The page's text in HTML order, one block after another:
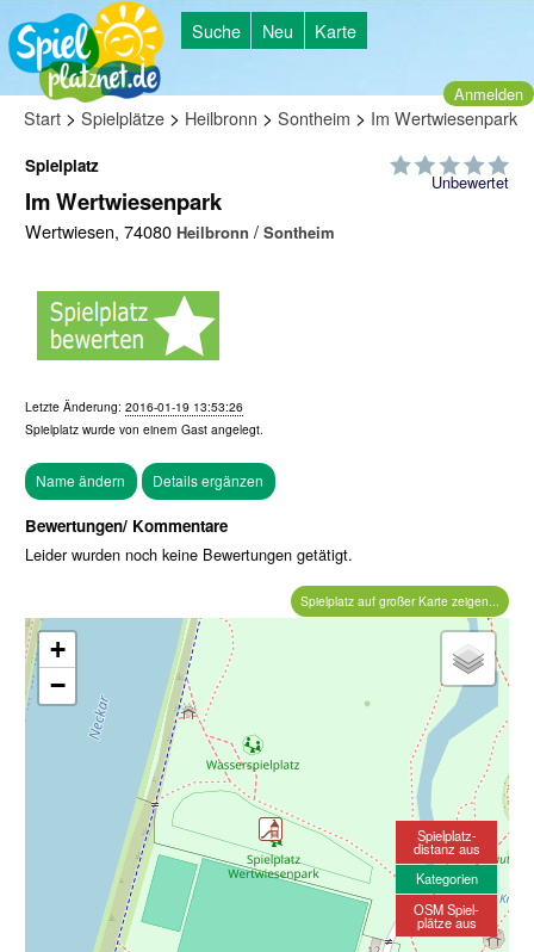
Suche Neu Karte
Anmelden
Start > Spielplätze > Heilbronn > Sontheim > Im Wertwiesenpark
Unbewertet
Spielplatz
Im Wertwiesenpark
Wertwiesen, 74080 Heilbronn / Sontheim
Letzte Änderung: 2016-01-19 13:53:26
Spielplatz wurde von einem Gast angelegt.
Bewertungen/ Kommentare
Leider wurden noch keine Bewertungen getätigt.
Spielplatz auf großer Karte zeigen...
+
−
Spielplatz-
distanz aus
Kategorien
OSM Spiel-
plätze aus